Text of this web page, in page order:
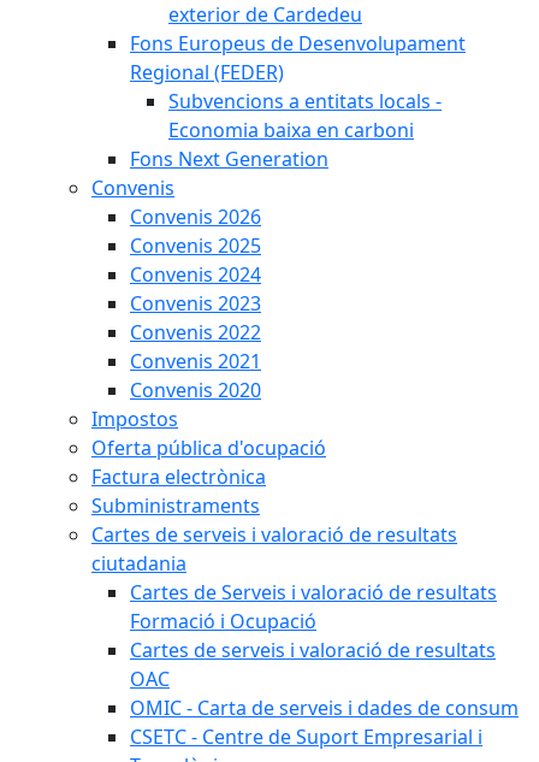
exterior de Cardedeu
Fons Europeus de Desenvolupament
Regional (FEDER)
Subvencions a entitats locals -
Economia baixa en carboni
Fons Next Generation
Convenis
Convenis 2026
Convenis 2025
Convenis 2024
Convenis 2023
Convenis 2022
Convenis 2021
Convenis 2020
Impostos
Oferta pública d'ocupació
Factura electrònica
Subministraments
Cartes de serveis i valoració de resultats
ciutadania
Cartes de Serveis i valoració de resultats
Formació i Ocupació
Cartes de serveis i valoració de resultats
OAC
OMIC - Carta de serveis i dades de consum
CSETC - Centre de Suport Empresarial i